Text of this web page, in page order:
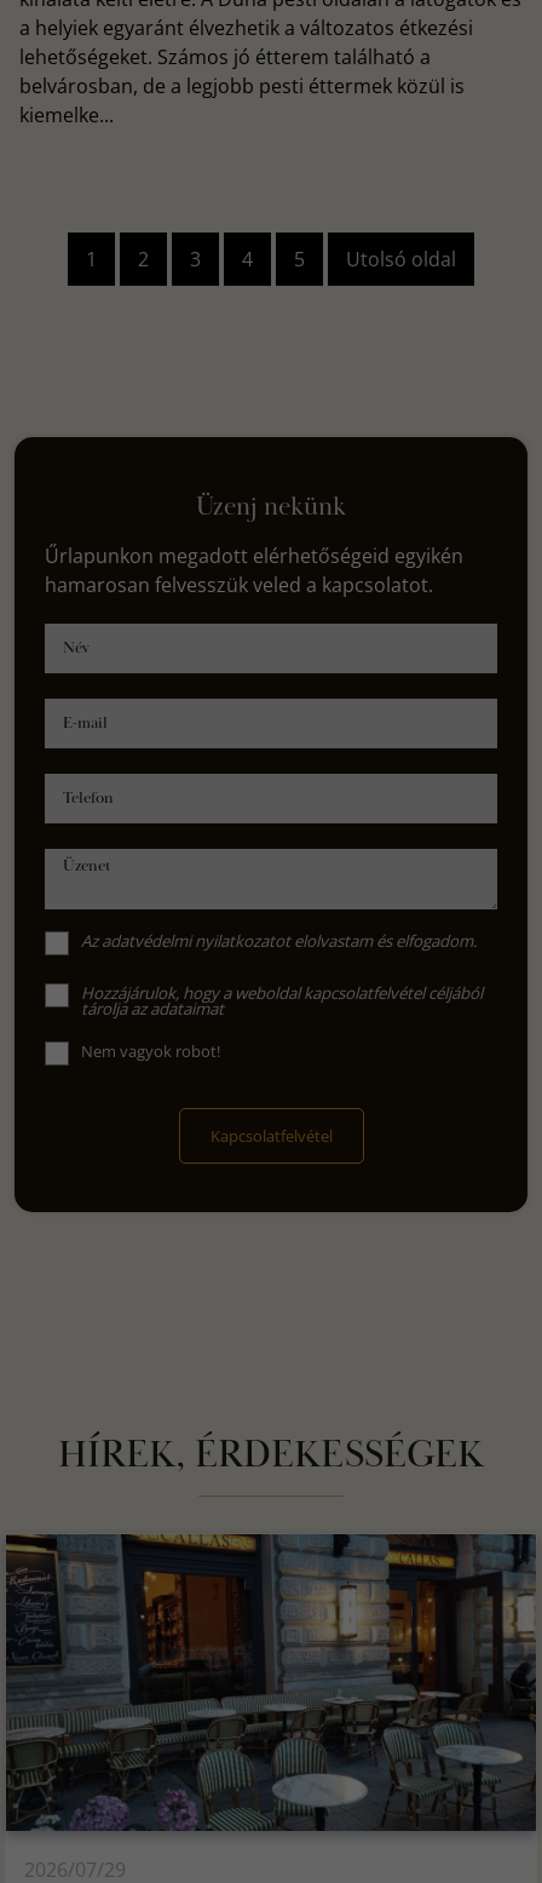
a helyiek egyaránt élvezhetik a változatos étkezési
lehetőségeket. Számos jó étterem található a
belvárosban, de a legjobb pesti éttermek közül is
kiemelke...
1 2 3 4 5 Utolsó oldal
Üzenj nekünk
Űrlapunkon megadott elérhetőségeid egyikén
hamarosan felvesszük veled a kapcsolatot.
Név
E-mail
Telefon
Üzenet
Azadatvédelmi nyilatkozatot elolvastam és elfogadom.
Hozzájárulok, hogy a weboldal kapcsolatfelvétel céljából
tárolja az adataimat
Nem vagyok robot!
Kapcsolatfelvétel
HÍREK, ÉRDEKESSÉGEK
2026/07/29